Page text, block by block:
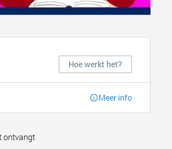
Hoe werkt het?
Meer info
ontvangt